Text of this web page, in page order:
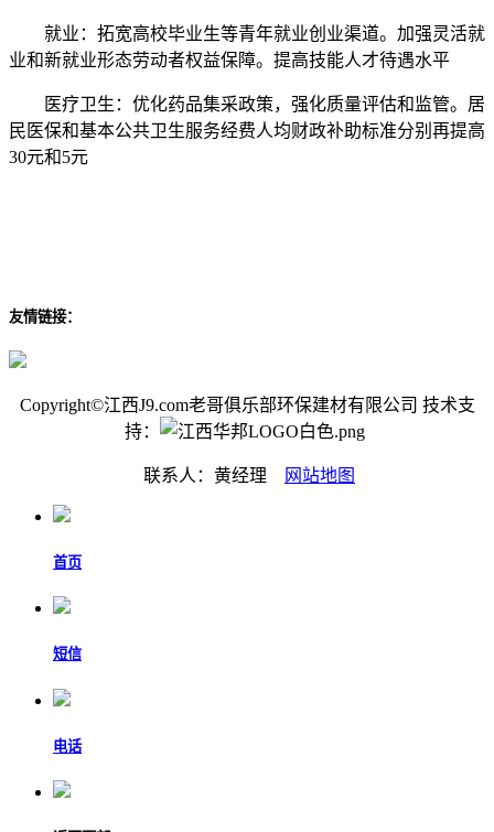
就业：拓宽高校毕业生等青年就业创业渠道。加强灵活就
业和新就业形态劳动者权益保障。提高技能人才待遇水平
医疗卫生：优化药品集采政策，强化质量评估和监管。居
民医保和基本公共卫生服务经费人均财政补助标准分别再提高
30元和5元
友情链接：
Copyright©江西J9.com老哥俱乐部环保建材有限公司 技术支
持：
联系人：黄经理 网站地图
首页
短信
电话